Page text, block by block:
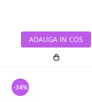
ADAUGA IN COS
-34%